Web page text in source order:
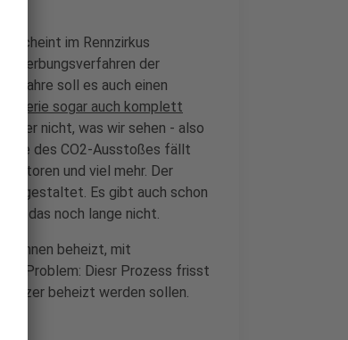
scheint im Rennzirkus
der
Jahre soll es auch einen
sogar auch komplett
aber nicht, was wir sehen - also
des CO2-Ausstoßes fällt
und viel mehr. Der
- gestaltet. Es gibt auch schon
das noch lange nicht.
beheizt, mit
Problem: Diesr Prozess frisst
kürzer beheizt werden sollen.